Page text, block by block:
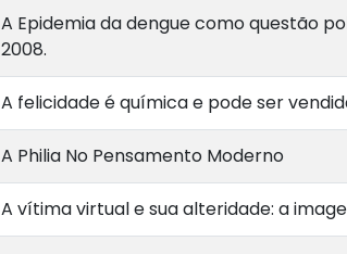
A Epidemia da dengue como questão
2008.
A felicidade é química e pode ser
A Philia No Pensamento Moderno
A vítima virtual e sua alteridade: a